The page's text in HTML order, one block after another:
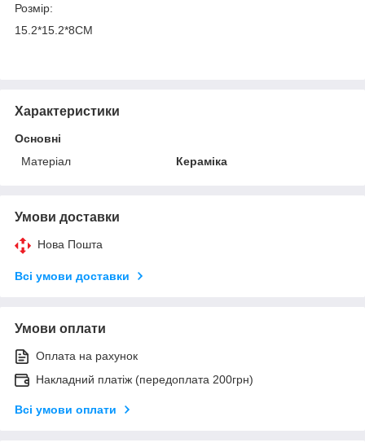
Розмір:
15.2*15.2*8СМ
Характеристики
Основні
Матеріал
Кераміка
Умови доставки
Нова Пошта
Всі умови доставки
Умови оплати
Оплата на рахунок
Накладний платіж (передоплата 200грн)
Всі умови оплати